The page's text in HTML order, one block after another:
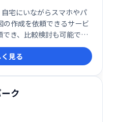
宅にいながらスマホやパ
の作成を依頼できるサービ
き、比較検討も可能で
たい方、間取り作成に時間
すすめです。
見る
ク